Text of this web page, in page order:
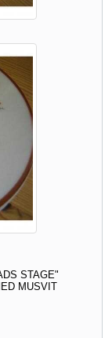
STAGE"
MUSVIT